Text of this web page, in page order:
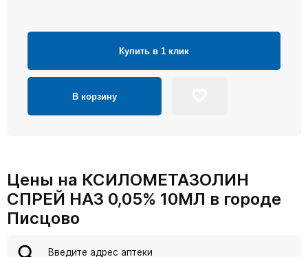
Купить в 1 клик
В корзину
Цены на КСИЛОМЕТАЗОЛИН
СПРЕЙ НАЗ 0,05% 10МЛ в городе
Писцово